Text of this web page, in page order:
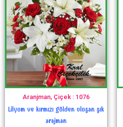
Aranjman, Çiçek : 1076
Lilyum ve kırmızı gülden oluşan şık
arajman